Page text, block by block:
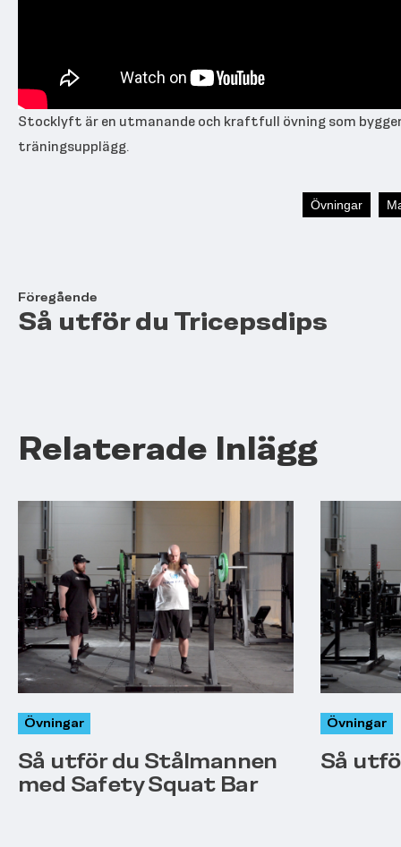
Stocklyft är en utmanande och kraftfull övning som
träningsupplägg.
Övningar
Föregående
Så utför du Tricepsdips
Relaterade Inlägg
Övningar
Så utför du Stålmannen
med Safety Squat Bar
Övningar
Så